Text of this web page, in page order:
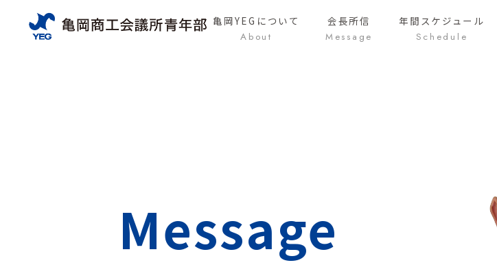
亀岡YEG について
About
会長所信
Message
年間 スケジュール
Schedule
Message